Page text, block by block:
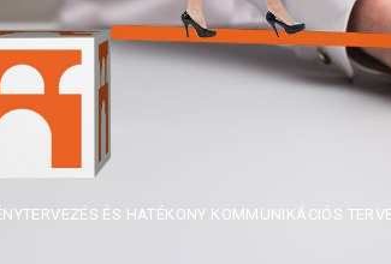
ÉS HATÉKONY KOMMUNIKÁCIÓS